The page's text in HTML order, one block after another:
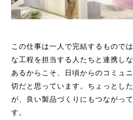
この仕事は一人で完結するもので
な工程を担当する人たちと連携し
あるからこそ、日頃からのコミュ
切だと思っています。ちょっとし
が、良い製品づくりにもつながっ
す。